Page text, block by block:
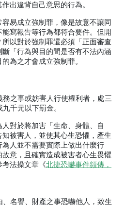
出違背自己意思的行為。
易成立強制罪，像是故意不讓同
寫報告等行為都符合要件。但開
以對於強制罪還必須「正面審查
「行為與目的間是否有不法內涵
為之才會成立強制罪。
務之事或妨害人行使權利者，處三
千元以下罰金。
對於將加害「生命、身體、自
被害人，並使其心生恐懼，產生
人並不需要實際上做出什麼行
意，且確實造成被害者心生畏懼
考法操文章《北捷恐嚇事件頻傳，
、名譽、財產之事恐嚇他人，致生